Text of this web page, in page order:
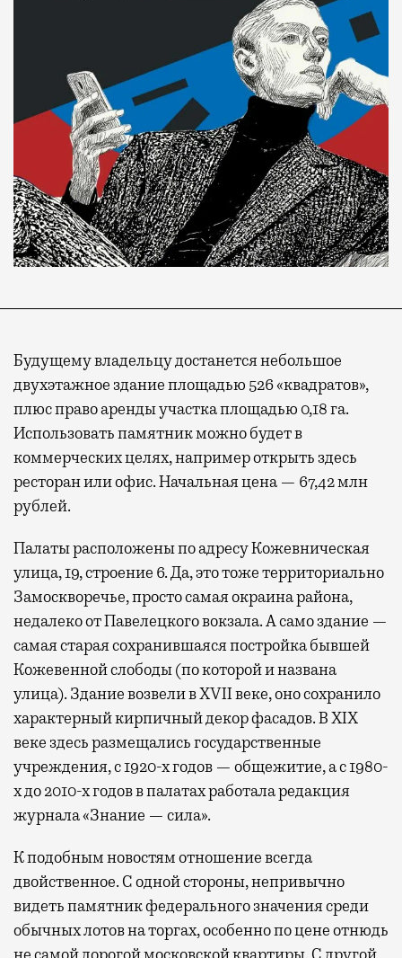
Будущему владельцу достанется небольшое
двухэтажное здание площадью 526 «квадратов»,
плюс право аренды участка площадью 0,18 га.
Использовать памятник можно будет в
коммерческих целях, например открыть здесь
ресторан или офис. Начальная цена — 67,42 млн
рублей.
Палаты расположены по адресу Кожевническая
улица, 19, строение 6. Да, это тоже территориально
Замоскворечье, просто самая окраина района,
недалеко от Павелецкого вокзала. А само здание —
самая старая сохранившаяся постройка бывшей
Кожевенной слободы (по которой и названа
улица). Здание возвели в XVII веке, оно сохранило
характерный кирпичный декор фасадов. В XIX
веке здесь размещались государственные
учреждения, с 1920-х годов — общежитие, а с 1980-
х до 2010-х годов в палатах работала редакция
журнала «Знание — сила».
К подобным новостям отношение всегда
двойственное. С одной стороны, непривычно
видеть памятник федерального значения среди
обычных лотов на торгах, особенно по цене отнюдь